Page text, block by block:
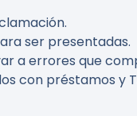
ser presentadas.
a errores que
con préstamos y